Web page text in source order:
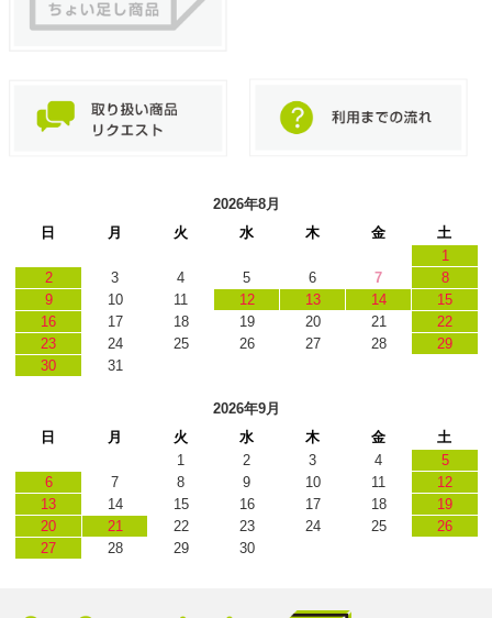
2026年8月
日
月 火 水 木 金
土
1
2
3 4 5 6 7
8
9
10 11 12 13 14
15
16
17 18 19 20 21
22
23
24 25 26 27 28
29
30
31
2026年9月
日
月 火 水 木 金
土
1
2 3 4
5
6
7 8 9 10 11
12
13
14 15 16 17 18
19
20
21 22 23 24 25
26
27
28 29 30